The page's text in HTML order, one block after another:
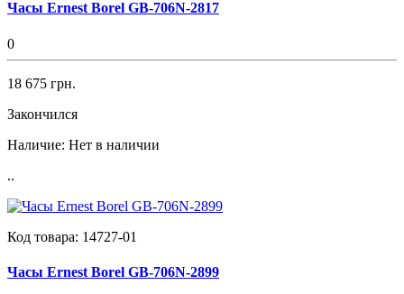
Часы Ernest Borel GB-706N-2817
0
18 675 грн.
Закончился
Наличие: Нет в наличии
..
Код товара: 14727-01
Часы Ernest Borel GB-706N-2899